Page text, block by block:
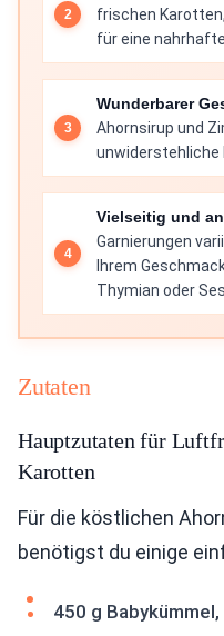
frischen
für eine
Wunderbarer
Ahornsirup und
unwiderstehliche
Vielseitig und
Garnierungen
Ihrem
Thymian oder
Zutaten
Hauptzutaten für
Karotten
Für die köstlichen
benötigst du einige
450 g